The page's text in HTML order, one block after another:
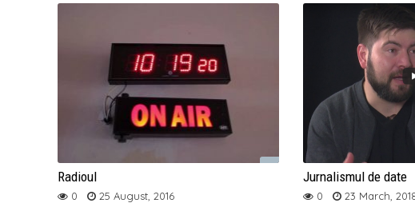
Radioul
0 25 August, 2016
Jurnalismul de date
0 23 March,